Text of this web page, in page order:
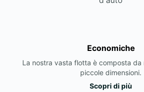
Economiche
La nostra vasta flotta è composta da
piccole dimensioni.
Scopri di più